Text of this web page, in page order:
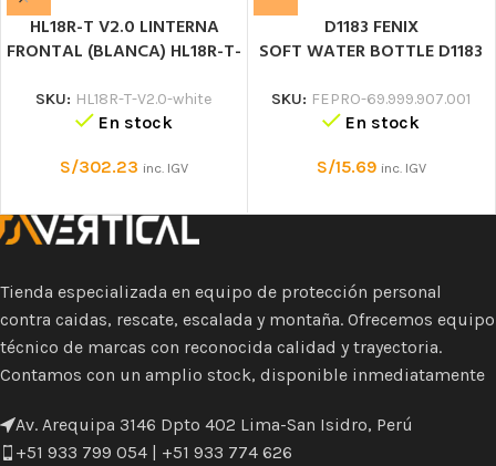
HL18R-T V2.0 LINTERNA
FRONTAL (BLANCA) HL18R-T-
seguridad
SKU: HL18R-T-V2.0-white
En stock
S/302.23 inc. IGV
D1183 FENIX
SOFT WATER BOTTLE D1183
Botella suave
SKU: FEPRO-69.999.907.001
En stock
S/15.69 inc. IGV
Tienda especializada en equipo de protección personal
contra caidas, rescate, escalada y montaña. Ofrecemos equipo
técnico de marcas con reconocida calidad y trayectoria.
Contamos con un amplio stock, disponible inmediatamente
Av. Arequipa 3146 Dpto 402 Lima-San Isidro, Perú
+51 933 799 054 | +51 933 774 626